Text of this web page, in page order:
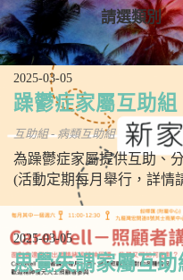
請選類別
2025-03-05
躁鬱症家屬互助組
互助組 - 病類互助組
為躁鬱症家屬提供互助、
(活動定期每月舉行，詳情
2025-03-05
思覺失調家屬互助